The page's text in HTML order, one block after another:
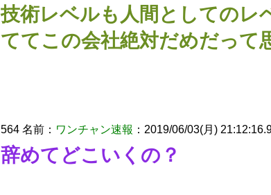
技術レベルも人間としてのレ
ててこの会社絶対だめだって
564 名前： ワンチャン速報 ：2019/06/03(月)
辞めてどこいくの？